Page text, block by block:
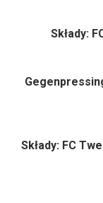
Składy:
Składy: FC